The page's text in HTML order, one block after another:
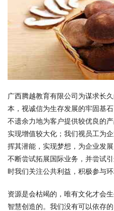
广西腾越教育有限公司为谋求长
本，视诚信为生存发展的牢固基
不遗余力地为客户提供较优良的
实现增值较大化；我们视员工为
挥其潜能，实现梦想，为企业发
不断尝试拓展国际业务，并尝试
时我们关注公共利益，积极参与环
资源是会枯竭的，唯有文化才会
智慧创造的。我们没有可以依存